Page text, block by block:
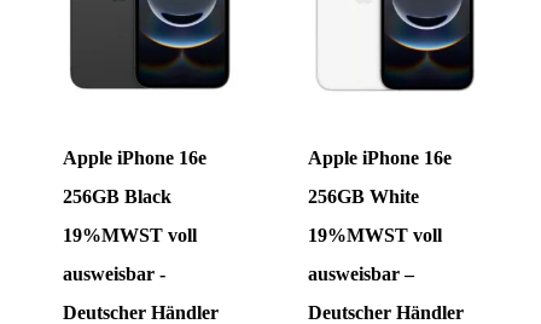
Apple iPhone 16e
256GB Black
19%MWST voll
ausweisbar -
Deutscher Händler
Apple iPhone 16e
256GB White
19%MWST voll
ausweisbar –
Deutscher Händler